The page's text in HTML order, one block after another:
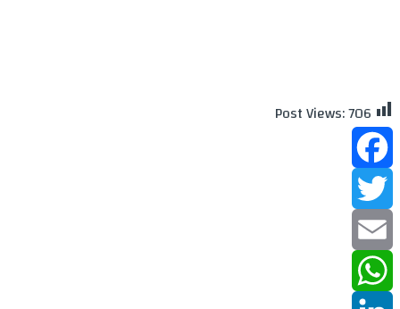
Post Views:706
Facebook
Twitter
Email